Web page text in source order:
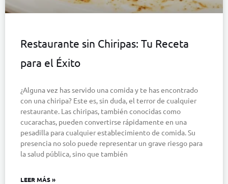
Restaurante sin Chiripas: Tu Receta
para el Éxito
¿Alguna vez has servido una comida y te has encontrado
con una chiripa? Este es, sin duda, el terror de cualquier
restaurante. Las chiripas, también conocidas como
cucarachas, pueden convertirse rápidamente en una
pesadilla para cualquier establecimiento de comida. Su
presencia no solo puede representar un grave riesgo para
la salud pública, sino que también
LEER MÁS »